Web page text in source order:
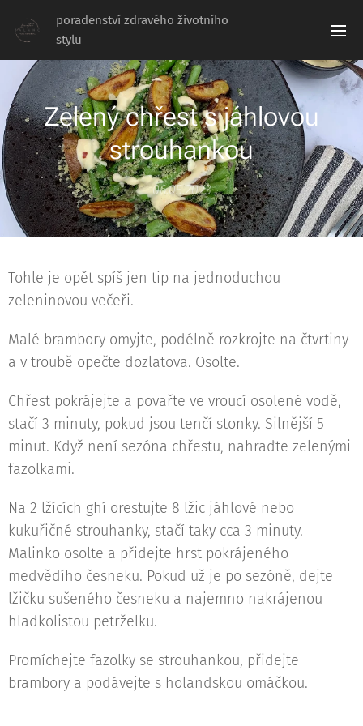
poradenství zdravého životního
stylu
Zelený chřest s jáhlovou
strouhankou
06.05.2023
Tohle je opět spíš jen tip na jednoduchou
zeleninovou večeři.
Malé brambory omyjte, podélně rozkrojte na čtvrtiny
a v troubě opečte dozlatova. Osolte.
Chřest pokrájejte a povařte ve vroucí osolené vodě,
stačí 3 minuty, pokud jsou tenčí stonky. Silnější 5
minut. Když není sezóna chřestu, nahraďte zelenými
fazolkami.
Na 2 lžících ghí orestujte 8 lžic jáhlové nebo
kukuřičné strouhanky, stačí taky cca 3 minuty.
Malinko osolte a přidejte hrst pokrájeného
medvědího česneku. Pokud už je po sezóně, dejte
lžičku sušeného česneku a najemno nakrájenou
hladkolistou petrželku.
Promíchejte fazolky se strouhankou, přidejte
brambory a podávejte s holandskou omáčkou.